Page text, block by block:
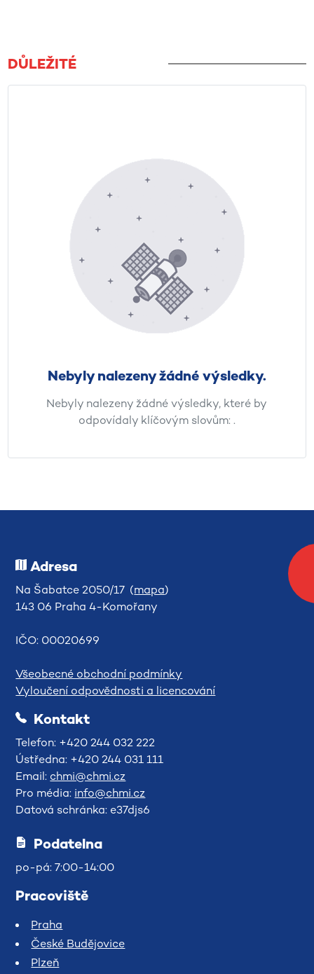
DŮLEŽITÉ
Nebyly nalezeny žádné výsledky.
Nebyly nalezeny žádné výsledky, které by
odpovídaly klíčovým slovům: .
Adresa
Na Šabatce 2050/17 (mapa)
143 06 Praha 4-Komořany
IČO: 00020699
Všeobecné obchodní podmínky
Vyloučení odpovědnosti a licencování
Kontakt
Telefon: +420 244 032 222
Ústředna: +420 244 031 111
Email: chmi@chmi.cz
Pro média: info@chmi.cz
Datová schránka: e37djs6
Podatelna
po-pá: 7:00-14:00
Pracoviště
Praha
České Budějovice
Plzeň